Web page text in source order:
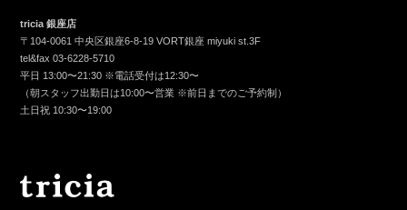
tricia 銀座店
〒104-0061 中央区銀座6-8-19 VORT銀座 miyuki st.3F
tel&fax03-6228-5710
平日 13:00〜21:30 ※電話受付は12:30〜
（朝スタッフ出勤日は10:00〜営業 ※前日までのご予約制）
土日祝 10:30〜19:00